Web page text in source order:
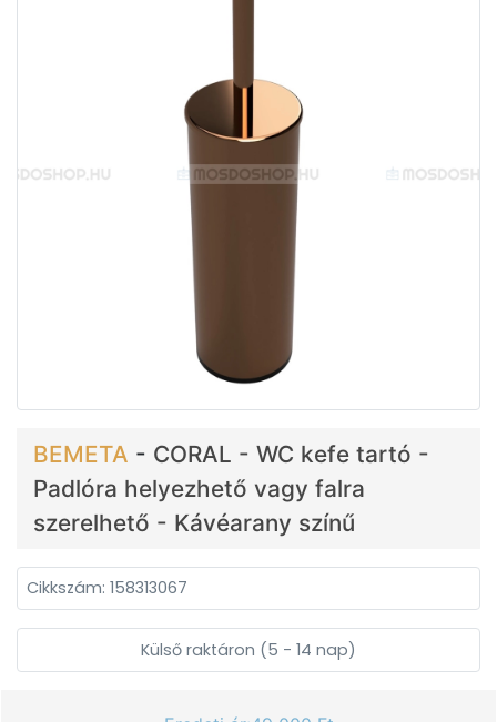
BEMETA - CORAL - WC kefe tartó -
Padlóra helyezhető vagy falra
szerelhető - Kávéarany színű
Cikkszám: 158313067
Külső raktáron (5 - 14 nap)